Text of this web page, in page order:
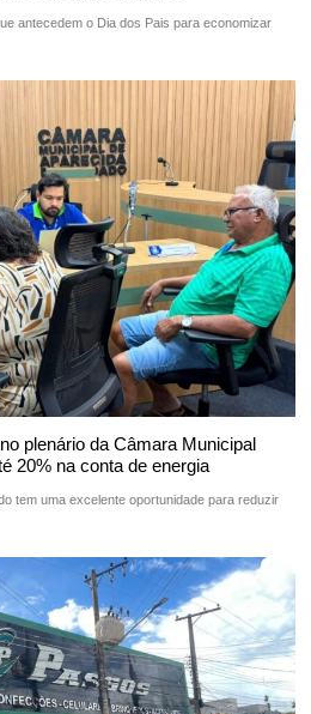
antecedem o Dia dos Pais para economizar
plenário da Câmara Municipal
20% na conta de energia
tem uma excelente oportunidade para reduzir